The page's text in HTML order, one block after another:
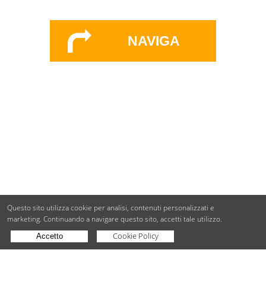
NAVIGA
Copyright © BdueB Srl PI 07755110967 Privacy Utilizzo dei cookie
Questo sito utilizza cookie per analisi, contenuti personalizzati e
marketing. Continuando a navigare questo sito, accetti tale utilizzo.
Accetto Cookie Policy